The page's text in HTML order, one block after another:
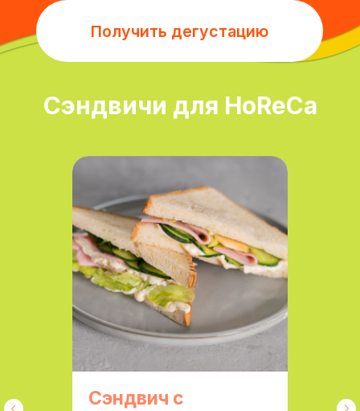
Сэндвичи для HoReCa
Сэндвич с
Перейти в каталог